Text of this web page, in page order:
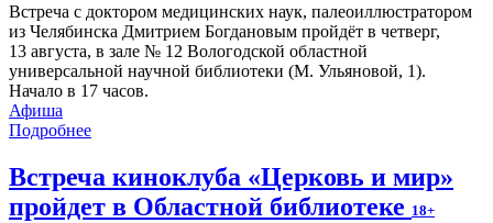
Встреча с доктором медицинских наук, палеоиллюстратором
из Челябинска Дмитрием Богдановым пройдёт в четверг,
13 августа, в зале № 12 Вологодской областной
универсальной научной библиотеки (М. Ульяновой, 1).
Начало в 17 часов.
Афиша
Подробнее
Встреча киноклуба «Церковь и мир»
пройдет в Областной библиотеке 18+